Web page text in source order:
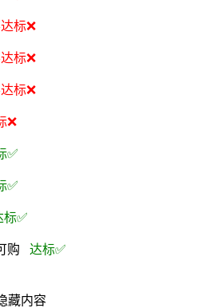
标❌
标❌
标❌
❌
✅
✅
标✅
购 达标✅
藏内容